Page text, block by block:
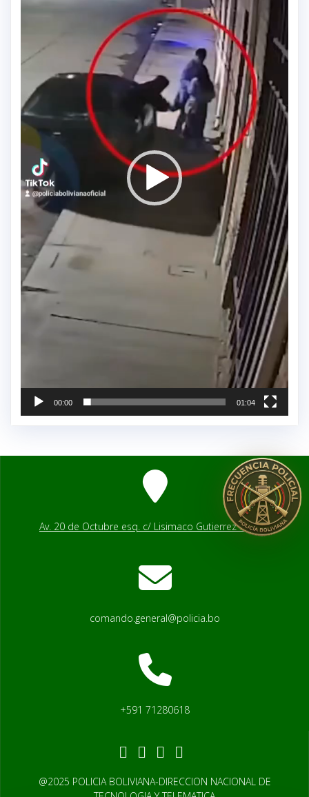
00:00 01:04
Av. 20 de Octubre esq. c/ Lisimaco Gutierrez # 2541
comando.general@policia.bo
+591 71280618
@2025 POLICIA BOLIVIANA-DIRECCION NACIONAL DE